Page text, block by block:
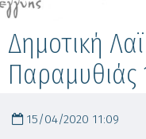
Δημοτική
Παραμυθιάς
15/04/2020 11:09